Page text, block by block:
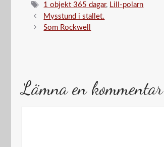
Etiketter
1 objekt 365 dagar, Lill-polarn
Mysstund i stallet.
Som Rockwell
Lämna en kommentar